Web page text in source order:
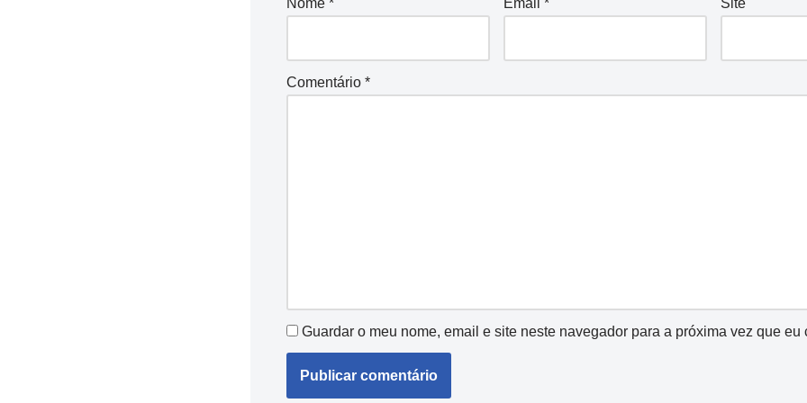
Nome * Email * Site
Comentário *
Guardar o meu nome, email e site neste navegador para a próxima vez que eu